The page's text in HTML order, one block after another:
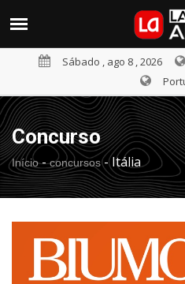
Sábado , ago 8 , 2026
Concurso
Início- concursos- Itália